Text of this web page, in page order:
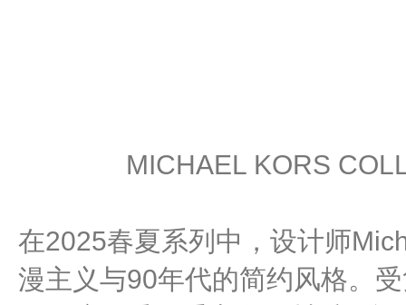
MICHAEL KORS
在2025春夏系列中，设计师
漫主义与90年代的简约风格。